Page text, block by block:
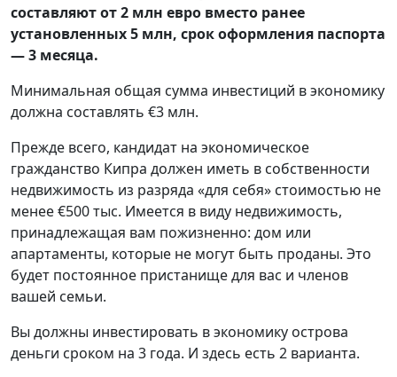
составляют от 2 млн евро вместо ранее
установленных 5 млн, срок оформления паспорта
— 3 месяца.
Минимальная общая сумма инвестиций в экономику
должна составлять €3 млн.
Прежде всего, кандидат на экономическое
гражданство Кипра должен иметь в собственности
недвижимость из разряда «для себя» стоимостью не
менее €500 тыс. Имеется в виду недвижимость,
принадлежащая вам пожизненно: дом или
апартаменты, которые не могут быть проданы. Это
будет постоянное пристанище для вас и членов
вашей семьи.
Вы должны инвестировать в экономику острова
деньги сроком на 3 года. И здесь есть 2 варианта.